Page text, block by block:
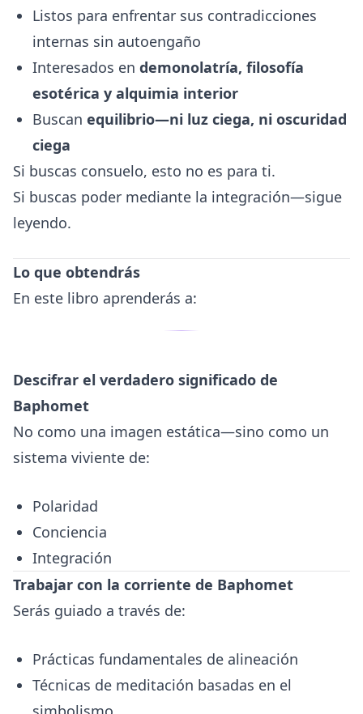
Listos para enfrentar sus contradicciones
internas sin autoengaño
Interesados en demonolatría, filosofía
esotérica y alquimia interior
Buscan equilibrio—ni luz ciega, ni oscuridad
ciega
Si buscas consuelo, esto no es para ti.
Si buscas poder mediante la integración—sigue
leyendo.
Lo que obtendrás
En este libro aprenderás a:
Descifrar el verdadero significado de
Baphomet
No como una imagen estática—sino como un
sistema viviente de:
Polaridad
Conciencia
Integración
Trabajar con la corriente de Baphomet
Serás guiado a través de:
Prácticas fundamentales de alineación
Técnicas de meditación basadas en el